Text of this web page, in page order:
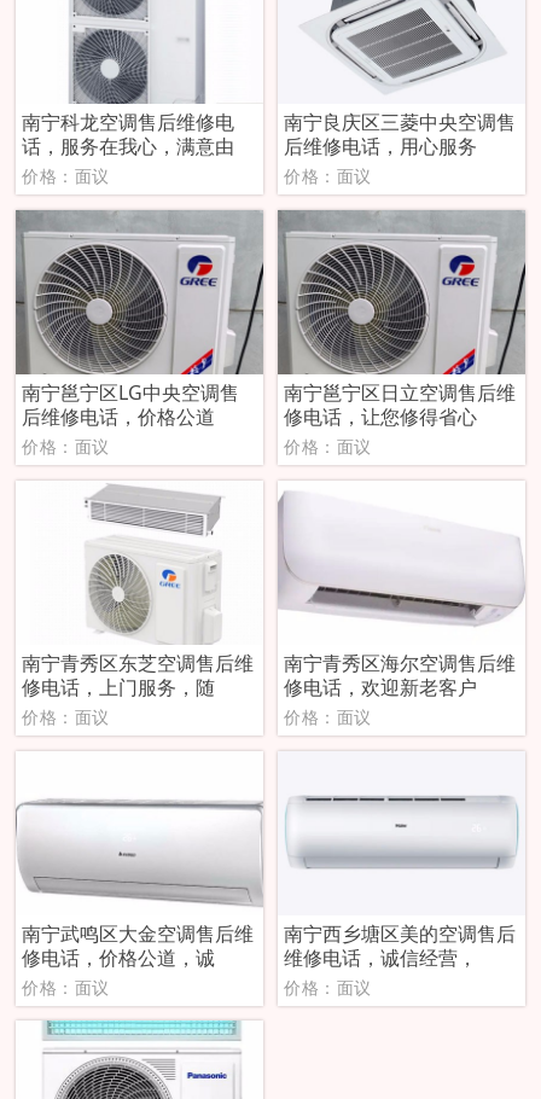
南宁科龙空调售后维修电
话，服务在我心，满意由
价格：面议
南宁良庆区三菱中央空调售
后维修电话，用心服务
价格：面议
南宁邕宁区LG中央空调售
后维修电话，价格公道
价格：面议
南宁邕宁区日立空调售后维
修电话，让您修得省心
价格：面议
南宁青秀区东芝空调售后维
修电话，上门服务，随
价格：面议
南宁青秀区海尔空调售后维
修电话，欢迎新老客户
价格：面议
南宁武鸣区大金空调售后维
修电话，价格公道，诚
价格：面议
南宁西乡塘区美的空调售后
维修电话，诚信经营，
价格：面议